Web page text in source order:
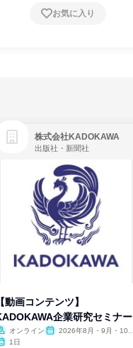
お気に入り
株式会社KADOKAWA
出版社・新聞社
【動画コンテンツ】
企業研究セミナー
オンライン
2026年8月・9月・10
1日